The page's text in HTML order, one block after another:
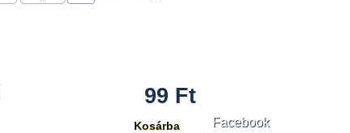
99 Ft
Kosárba Facebook